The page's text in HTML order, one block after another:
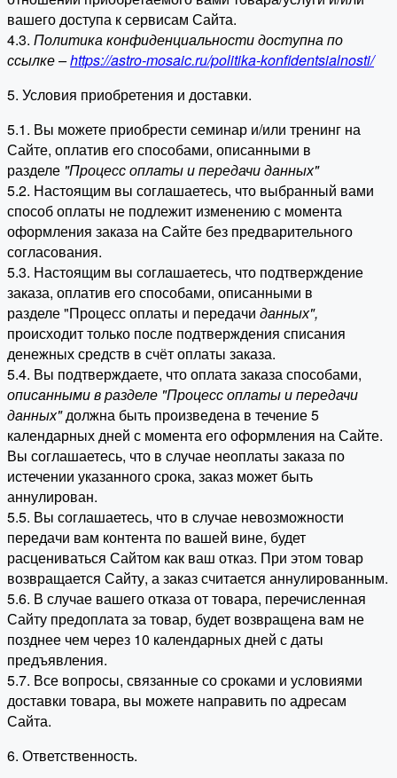
вашего доступа к сервисам Сайта.
4.3. Политика конфиденциальности доступна по
ссылке –https://astro-mosaic.ru/politika-konfidentsialnosti/
5. Условия приобретения и доставки.
5.1. Вы можете приобрести семинар и/или тренинг на
Сайте, оплатив его способами, описанными в
разделе "Процесс оплаты и передачи данных"
5.2. Настоящим вы соглашаетесь, что выбранный вами
способ оплаты не подлежит изменению с момента
оформления заказа на Сайте без предварительного
согласования.
5.3. Настоящим вы соглашаетесь, что подтверждение
заказа, оплатив его способами, описанными в
разделе "Процесс оплаты и передачи данных",
происходит только после подтверждения списания
денежных средств в счёт оплаты заказа.
5.4. Вы подтверждаете, что оплата заказа способами,
описанными в разделе "Процесс оплаты и передачи
данных"должна быть произведена в течение 5
календарных дней с момента его оформления на Сайте.
Вы соглашаетесь, что в случае неоплаты заказа по
истечении указанного срока, заказ может быть
аннулирован.
5.5. Вы соглашаетесь, что в случае невозможности
передачи вам контента по вашей вине, будет
расцениваться Сайтом как ваш отказ. При этом товар
возвращается Сайту, а заказ считается аннулированным.
5.6. В случае вашего отказа от товара, перечисленная
Сайту предоплата за товар, будет возвращена вам не
позднее чем через 10 календарных дней с даты
предъявления.
5.7. Все вопросы, связанные со сроками и условиями
доставки товара, вы можете направить по адресам
Сайта.
6. Ответственность.